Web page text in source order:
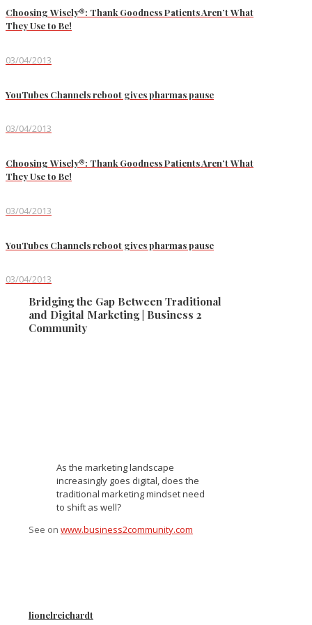
Choosing Wisely®: Thank Goodness Patients Aren’t What
They Use to Be!
03/04/2013
YouTubes Channels reboot gives pharmas pause
03/04/2013
Choosing Wisely®: Thank Goodness Patients Aren’t What
They Use to Be!
03/04/2013
YouTubes Channels reboot gives pharmas pause
03/04/2013
Bridging the Gap Between Traditional
and Digital Marketing | Business 2
Community
As the marketing landscape
increasingly goes digital, does the
traditional marketing mindset need
to shift as well?
See on www.business2community.com
lionelreichardt